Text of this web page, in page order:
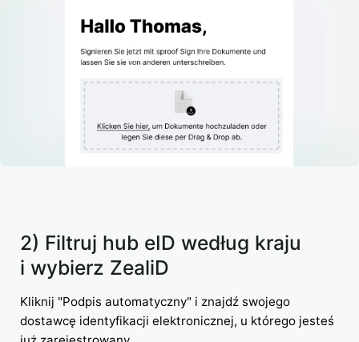
2) Filtruj hub eID według kraju
i wybierz ZealiD
Kliknij "Podpis automatyczny" i znajdź swojego
dostawcę identyfikacji elektronicznej, u którego jesteś